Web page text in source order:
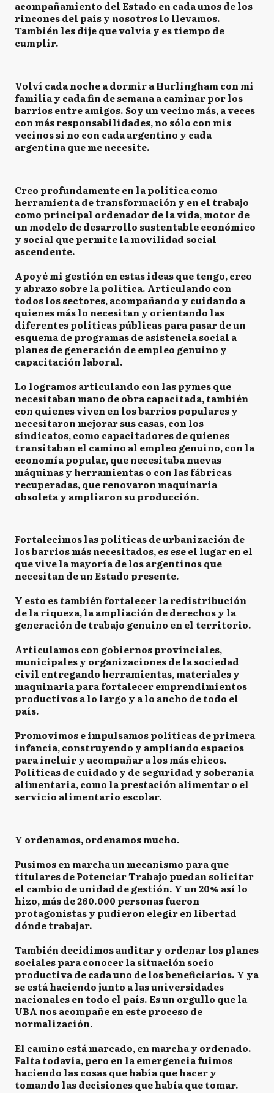
acompañamiento del Estado en cada unos de los
rincones del país y nosotros lo llevamos.
También les dije que volvía y es tiempo de
cumplir.
Volví cada noche a dormir a Hurlingham con mi
familia y cada fin de semana a caminar por los
barrios entre amigos. Soy un vecino más, a veces
con más responsabilidades, no sólo con mis
vecinos si no con cada argentino y cada
argentina que me necesite.
Creo profundamente en la política como
herramienta de transformación y en el trabajo
como principal ordenador de la vida, motor de
un modelo de desarrollo sustentable económico
y social que permite la movilidad social
ascendente.
Apoyé mi gestión en estas ideas que tengo, creo
y abrazo sobre la política. Articulando con
todos los sectores, acompañando y cuidando a
quienes más lo necesitan y orientando las
diferentes políticas públicas para pasar de un
esquema de programas de asistencia social a
planes de generación de empleo genuino y
capacitación laboral. ⁣
Lo logramos articulando con las pymes que
necesitaban mano de obra capacitada, también
con quienes viven en los barrios populares y
necesitaron mejorar sus casas, con los
sindicatos, como capacitadores de quienes
transitaban el camino al empleo genuino, con la
economía popular, que necesitaba nuevas
máquinas y herramientas o con las fábricas
recuperadas, que renovaron maquinaria
obsoleta y ampliaron su producción.
Fortalecimos las políticas de urbanización de
los barrios más necesitados, es ese el lugar en el
que vive la mayoría de los argentinos que
necesitan de un Estado presente.⁣
Y esto es también fortalecer la redistribución
de la riqueza, la ampliación de derechos y la
generación de trabajo genuino en el territorio.⁣
Articulamos con gobiernos provinciales,
municipales y organizaciones de la sociedad
civil entregando herramientas, materiales y
maquinaria para fortalecer emprendimientos
productivos a lo largo y a lo ancho de todo el
país. ⁣
Promovimos e impulsamos políticas de primera
infancia, construyendo y ampliando espacios
para incluir y acompañar a los más chicos.
Políticas de cuidado y de seguridad y soberanía
alimentaria, como la prestación alimentar o el
servicio alimentario escolar. ⁣
⁣Y ordenamos, ordenamos mucho.
Pusimos en marcha un mecanismo para que
titulares de Potenciar Trabajo puedan solicitar
el cambio de unidad de gestión. Y un 20% así lo
hizo, más de 260.000 personas fueron
protagonistas y pudieron elegir en libertad
dónde trabajar. ⁣
También decidimos auditar y ordenar los planes
sociales para conocer la situación socio
productiva de cada uno de los beneficiarios. Y ya
se está haciendo junto a las universidades
nacionales en todo el país. Es un orgullo que la
UBA nos acompañe en este proceso de
normalización. ⁣
El camino está marcado, en marcha y ordenado.
Falta todavía, pero en la emergencia fuimos
haciendo las cosas que había que hacer y
tomando las decisiones que había que tomar.⁣